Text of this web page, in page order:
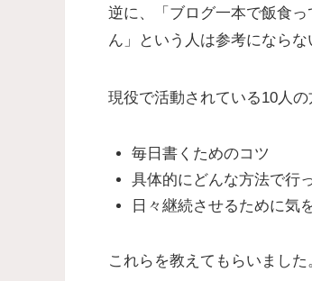
逆に、「ブログ一本で飯食
ん」という人は参考にならな
現役で活動されている10人
毎日書くためのコツ
具体的にどんな方法で行
日々継続させるために気
これらを教えてもらいました